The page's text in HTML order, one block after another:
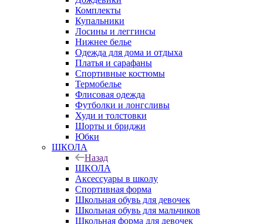
Комплекты
Купальники
Лосины и леггинсы
Нижнее белье
Одежда для дома и отдыха
Платья и сарафаны
Спортивные костюмы
Термобелье
Флисовая одежда
Футболки и лонгсливы
Худи и толстовки
Шорты и бриджи
Юбки
ШКОЛА
Назад
ШКОЛА
Аксессуары в школу
Спортивная форма
Школьная обувь для девочек
Школьная обувь для мальчиков
Школьная форма для девочек